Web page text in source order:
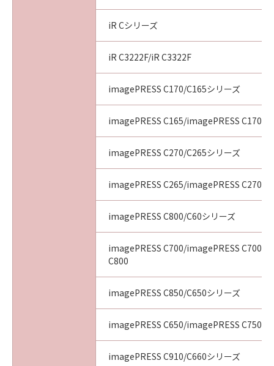
iR Cシリーズ
iR C3222F/iR C3322F
imagePRESS C170/C165シリーズ
imagePRESS C165/imagePRESS C170
imagePRESS C270/C265シリーズ
imagePRESS C265/imagePRESS C270
imagePRESS C800/C60シリーズ
imagePRESS C700/imagePRESS C700L/
C800
imagePRESS C850/C650シリーズ
imagePRESS C650/imagePRESS C750/
imagePRESS C910/C660シリーズ